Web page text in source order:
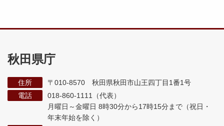
秋田県庁
住所
〒010-8570 秋田県秋田市山王四丁目1番1号
電話
018-860-1111（代表）
月曜日～金曜日 8時30分から17時15分まで （祝日・
年末年始を除く）